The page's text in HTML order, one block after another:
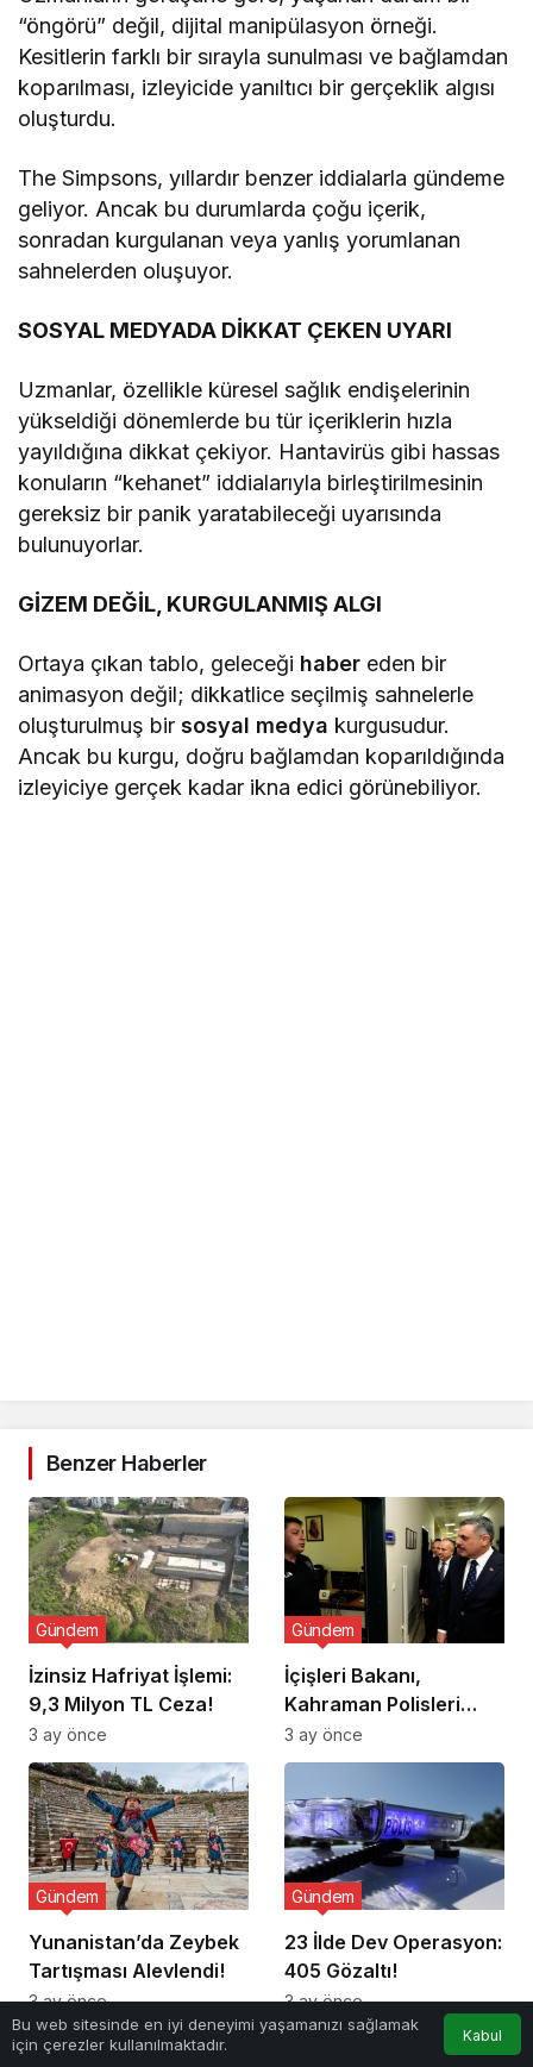
“öngörü” değil, dijital manipülasyon örneği.
Kesitlerin farklı bir sırayla sunulması ve bağlamdan
koparılması, izleyicide yanıltıcı bir gerçeklik algısı
oluşturdu.
The Simpsons, yıllardır benzer iddialarla gündeme
geliyor. Ancak bu durumlarda çoğu içerik,
sonradan kurgulanan veya yanlış yorumlanan
sahnelerden oluşuyor.
SOSYAL MEDYADA DİKKAT ÇEKEN UYARI
Uzmanlar, özellikle küresel sağlık endişelerinin
yükseldiği dönemlerde bu tür içeriklerin hızla
yayıldığına dikkat çekiyor. Hantavirüs gibi hassas
konuların “kehanet” iddialarıyla birleştirilmesinin
gereksiz bir panik yaratabileceği uyarısında
bulunuyorlar.
GİZEM DEĞİL, KURGULANMIŞ ALGI
Ortaya çıkan tablo, geleceği haber eden bir
animasyon değil; dikkatlice seçilmiş sahnelerle
oluşturulmuş birsosyal medya kurgusudur.
Ancak bu kurgu, doğru bağlamdan koparıldığında
izleyiciye gerçek kadar ikna edici görünebiliyor.
Benzer Haberler
İzinsiz Hafriyat İşlemi:
9,3 Milyon TL Ceza!
Gündem
3 ay önce
İçişleri Bakanı,
Kahraman Polisleri
Ziyaret Etti
Gündem
3 ay önce
Yunanistan’da Zeybek
Tartışması Alevlendi!
Gündem
3 ay önce
23 İlde Dev Operasyon:
405 Gözaltı!
Gündem
3 ay önce
Bu web sitesinde en iyi deneyimi yaşamanızı sağlamak
için çerezler kullanılmaktadır.
Kabul